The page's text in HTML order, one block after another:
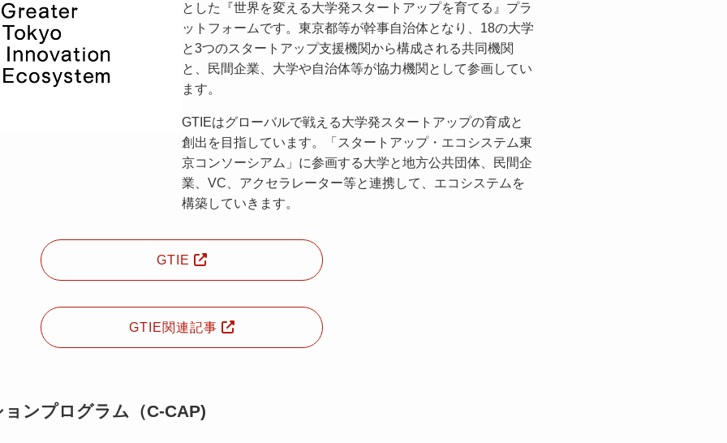
とした『世界を変える大学発スタートアップを育てる』プラ
ットフォームです。東京都等が幹事自治体となり、18の大学
と3つのスタートアップ支援機関から構成される共同機関
と、民間企業、大学や自治体等が協力機関として参画してい
ます。
GTIEはグローバルで戦える大学発スタートアップの育成と
創出を目指しています。「スタートアップ・エコシステム東
京コンソーシアム」に参画する大学と地方公共団体、民間企
業、VC、アクセラレーター等と連携して、エコシステムを
構築していきます。
GTIE
GTIE関連記事
ンプログラム（C-CAP)